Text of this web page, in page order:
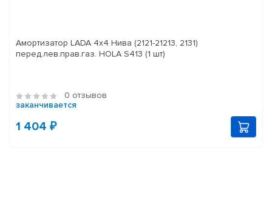
Амортизатор LADA 4x4 Нива (2121-21213, 2131)
перед.лев.прав.газ. HOLA S413 (1 шт)
0 отзывов
заканчивается
1 404 ₽